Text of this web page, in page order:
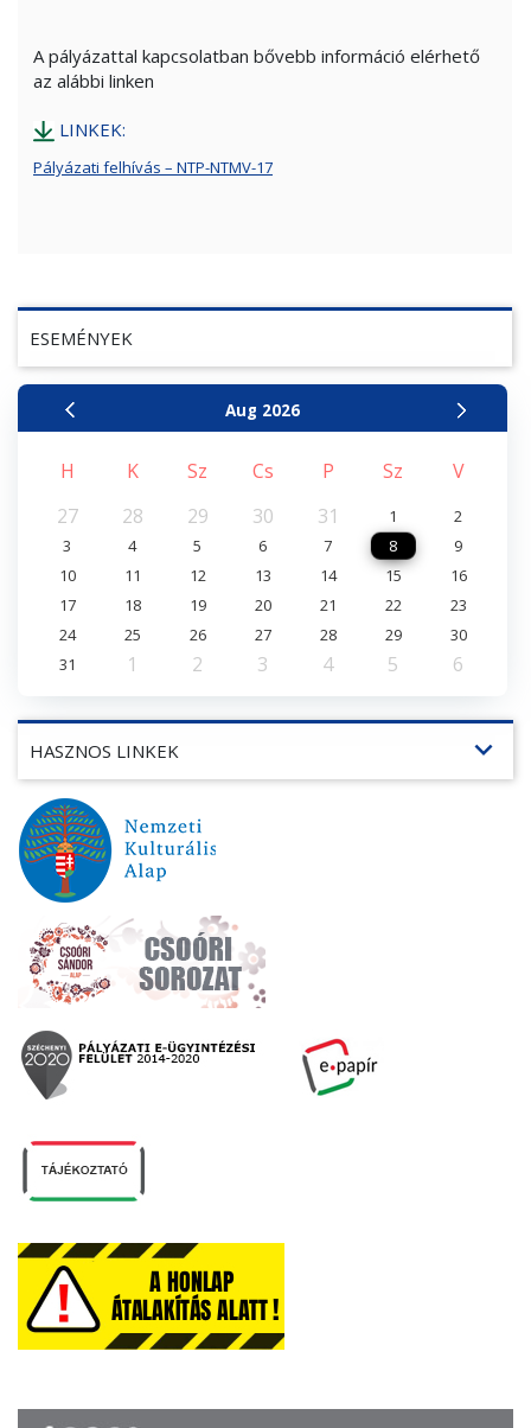
ESEMÉNYEK
Aug 2026
H K Sz Cs P Sz
V
27
28 29 30 31 1
2
3
4 5 6 7 8
9
10
11 12 13 14 15
16
17
18 19 20 21 22
23
24
25 26 27 28 29
30
31
1 2 3 4 5 6
HASZNOS LINKEK expand_more
A pályázattal kapcsolatban bővebb információ elérhető
az alábbi linken
LINKEK:
Pályázati felhívás – NTP-NTMV-17